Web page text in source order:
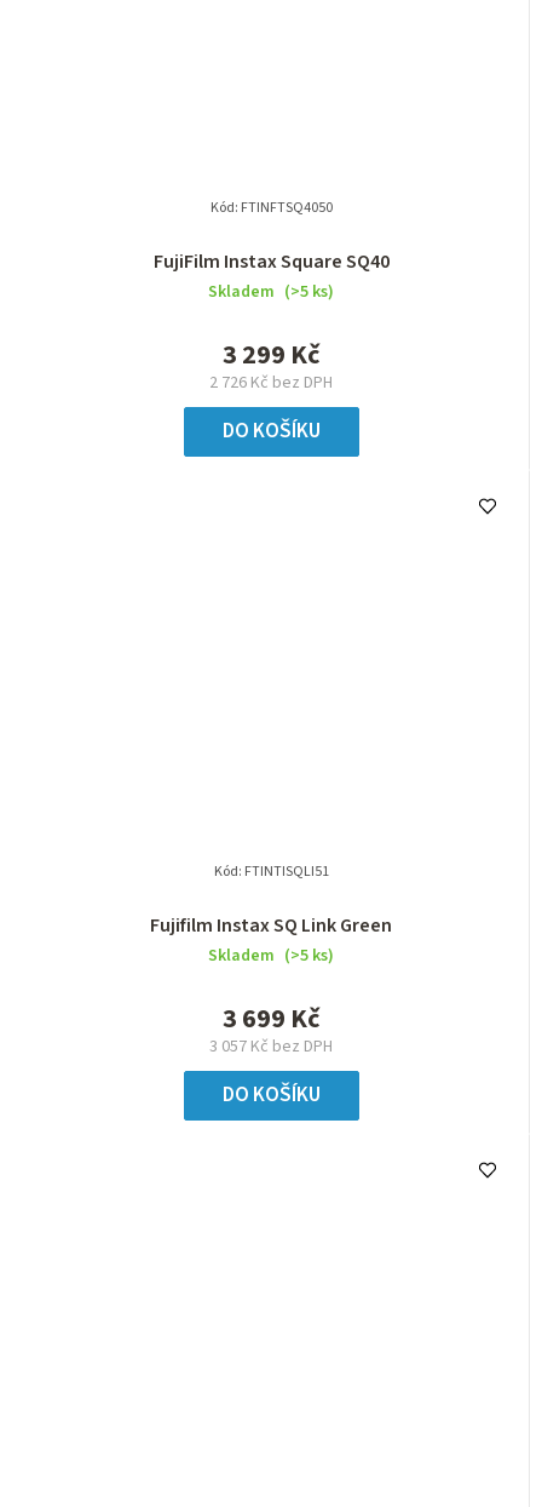
FujiFilm Instax Square SQ40
Skladem (>5 ks)
2 726 Kč bez DPH
3 299 Kč
DO KOŠÍKU
Kód: FTINFTSQ4050
Fujifilm Instax SQ Link Green
Skladem (>5 ks)
3 057 Kč bez DPH
3 699 Kč
DO KOŠÍKU
Kód: FTINTISQLI51